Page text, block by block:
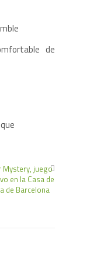
de
Mystery, juego
en la Casa de
de Barcelona